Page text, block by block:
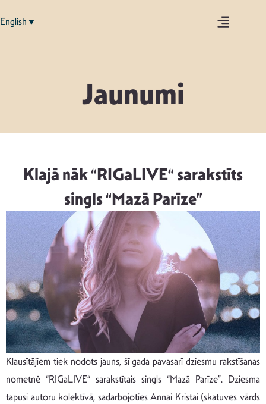
English▼
Jaunumi
Klajā nāk “RIGaLIVE“ sarakstīts
singls “Mazā Parīze”
Klausītājiem tiek nodots jauns, šī gada pavasarī dziesmu rakstīšanas
nometnē “RIGaLIVE“ sarakstītais singls “Mazā Parīze”. Dziesma
tapusi autoru kolektīvā, sadarbojoties Annai Kristai (skatuves vārds